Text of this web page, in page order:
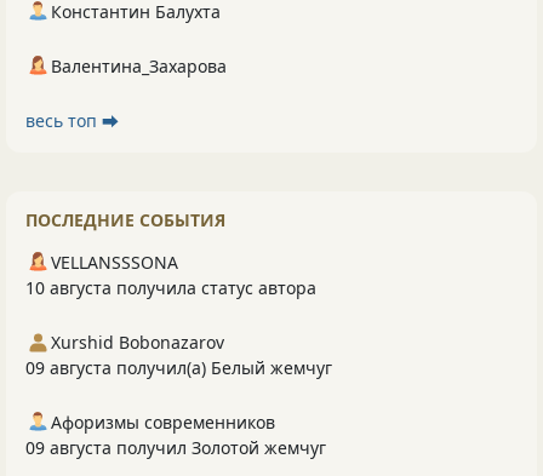
Константин Балухта
Валентина_Захарова
весь топ ⮕
ПОСЛЕДНИЕ СОБЫТИЯ
VELLANSSSONA
10 августа получила статус автора
Xurshid Bobonazarov
09 августа получил(а) Белый жемчуг
Афоризмы современников
09 августа получил Золотой жемчуг